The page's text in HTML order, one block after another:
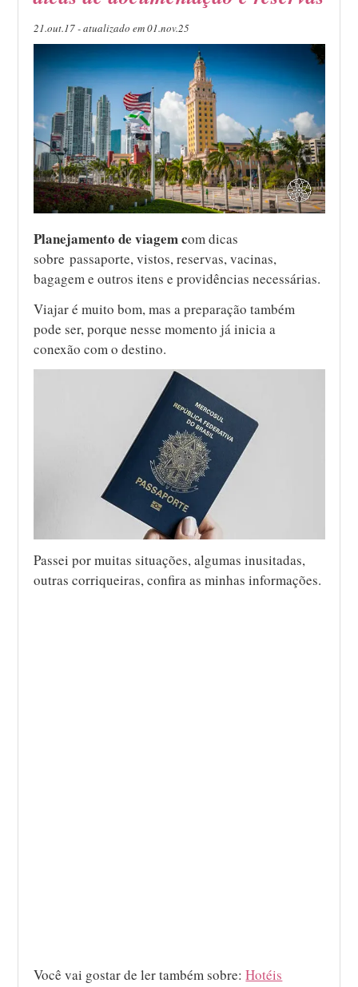
21.out.17 - atualizado em 01.nov.25
Planejamento de viagem com dicas
sobre passaporte, vistos, reservas, vacinas,
bagagem e outros itens e providências necessárias.
Viajar é muito bom, mas a preparação também
pode ser, porque nesse momento já inicia a
conexão com o destino.
Passei por muitas situações, algumas inusitadas,
outras corriqueiras, confira as minhas informações.
Você vai gostar de ler também sobre:Hotéis